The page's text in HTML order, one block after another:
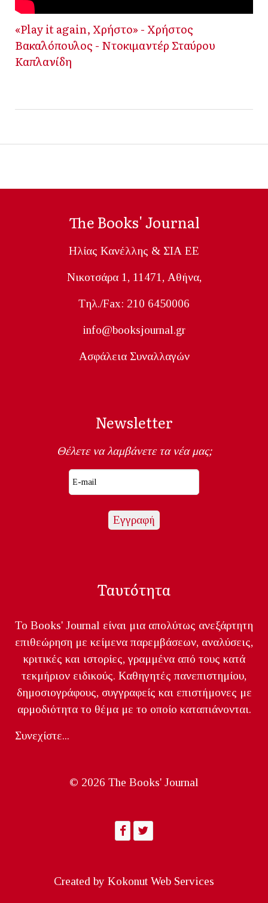
«Play it again, Χρήστο» - Χρήστος
Βακαλόπουλος - Ντοκιμαντέρ Σταύρου
Καπλανίδη
The Books' Journal
Ηλίας Κανέλλης & ΣΙΑ ΕΕ
Nικοτσάρα 1, 11471, Aθήνα,
Tηλ./Fax: 210 6450006
info@booksjournal.gr
Ασφάλεια Συναλλαγών
Newsletter
Θέλετε να λαμβάνετε τα νέα μας;
Ταυτότητα
Το Books' Journal είναι μια απολύτως ανεξάρτητη
επιθεώρηση με κείμενα παρεμβάσεων, αναλύσεις,
κριτικές και ιστορίες, γραμμένα από τους κατά
τεκμήριον ειδικούς. Καθηγητές πανεπιστημίου,
δημοσιογράφους, συγγραφείς και επιστήμονες με
αρμοδιότητα το θέμα με το οποίο καταπιάνονται.
Συνεχίστε...
© 2026 The Books' Journal
Created by Kokonut Web Services